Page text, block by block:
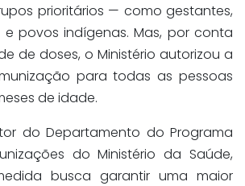
prioritários — como gestantes,
e povos indígenas. Mas, por conta
de doses, o Ministério autorizou a
para todas as pessoas
de idade.
do Departamento do Programa
do Ministério da Saúde,
busca garantir uma maior